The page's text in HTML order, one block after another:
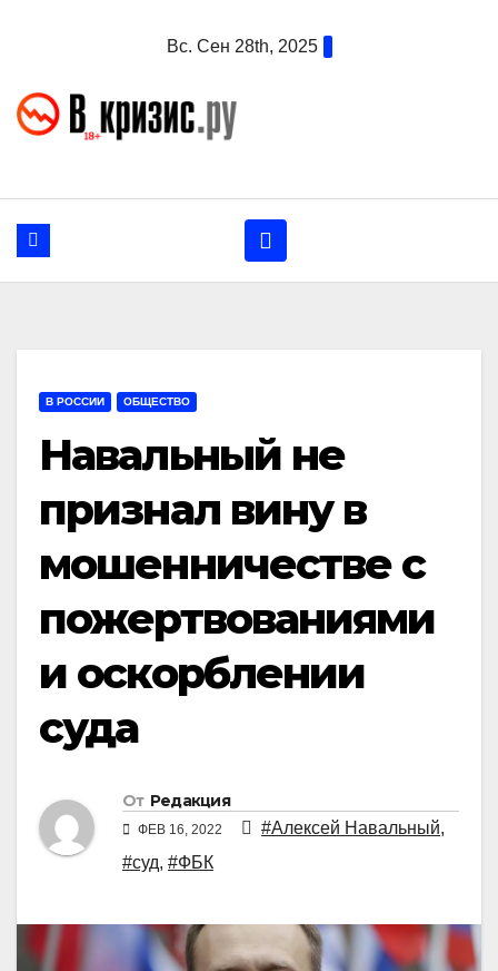
Вс. Сен 28th, 2025
В РОССИИ ОБЩЕСТВО
Навальный не
признал вину в
мошенничестве с
пожертвованиями
и оскорблении
суда
От Редакция
ФЕВ 16, 2022 #Алексей Навальный,
#суд, #ФБК